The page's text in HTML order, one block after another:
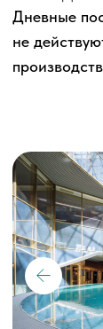
Кардиозона
Зона
Силовые
Зона для
Групповые
Студийные
Dance,
Более 50-ти
которые
мышц по